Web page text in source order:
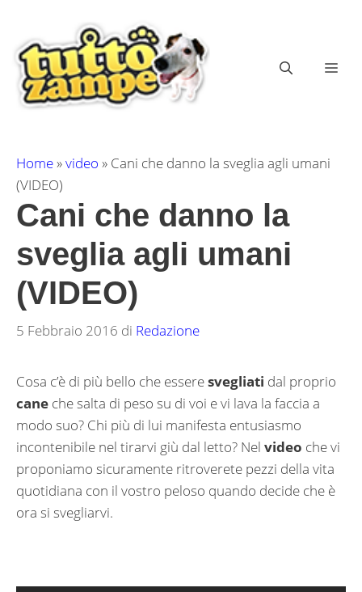
contenuto
Home»video » Cani che danno la sveglia agli umani
(VIDEO)
Cani che danno la
sveglia agli umani
(VIDEO)
5 Febbraio 2016 di Redazione
Cosa c’è di più bello che esseresvegliati dal proprio
cane che salta di peso su di voi e vi lava la faccia a
modo suo? Chi più di lui manifesta entusiasmo
incontenibile nel tirarvi giù dal letto? Nel video che vi
proponiamo sicuramente ritroverete pezzi della vita
quotidiana con il vostro peloso quando decide che è
ora si svegliarvi.